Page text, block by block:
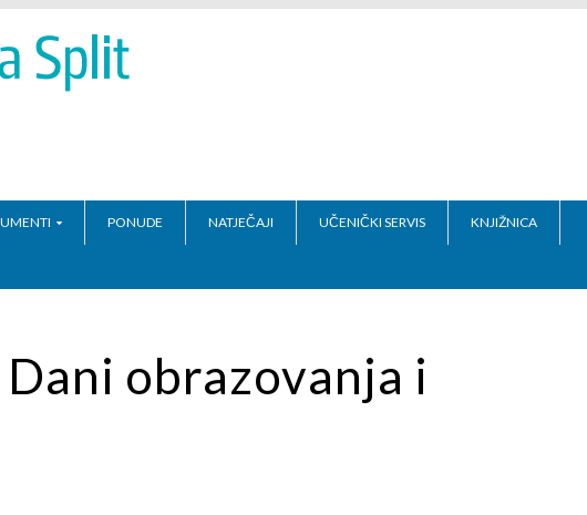
PONUDE NATJEČAJI UČENIČKI SERVIS KNJIŽNICA
obrazovanja i